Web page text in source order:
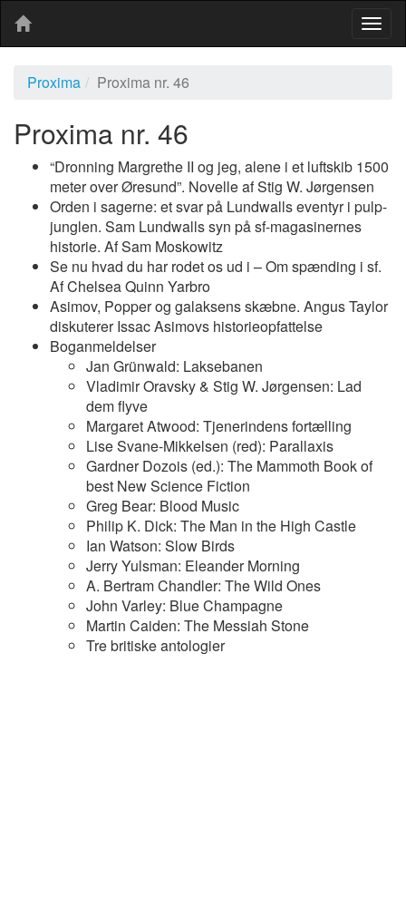
Proxima
Proxima nr. 46
Proxima nr. 46
“Dronning Margrethe II og jeg, alene i et luftskib 1500
meter over Øresund”. Novelle af Stig W. Jørgensen
Orden i sagerne: et svar på Lundwalls eventyr i pulp-
junglen. Sam Lundwalls syn på sf-magasinernes
historie. Af Sam Moskowitz
Se nu hvad du har rodet os ud i – Om spænding i sf.
Af Chelsea Quinn Yarbro
Asimov, Popper og galaksens skæbne. Angus Taylor
diskuterer Issac Asimovs historieopfattelse
Boganmeldelser
Jan Grünwald: Laksebanen
Vladimir Oravsky & Stig W. Jørgensen: Lad
dem flyve
Margaret Atwood: Tjenerindens fortælling
Lise Svane-Mikkelsen (red): Parallaxis
Gardner Dozois (ed.): The Mammoth Book of
best New Science Fiction
Greg Bear: Blood Music
Philip K. Dick: The Man in the High Castle
Ian Watson: Slow Birds
Jerry Yulsman: Eleander Morning
A. Bertram Chandler: The Wild Ones
John Varley: Blue Champagne
Martin Caiden: The Messiah Stone
Tre britiske antologier